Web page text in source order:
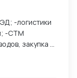
-логистики
-СТМ
закупка и
ввоз)
Европа,